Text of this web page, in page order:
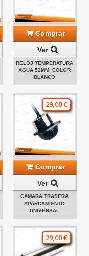
Comprar
Ver
RELOJ TEMPERATURA
AGUA 52MM. COLOR
BLANCO
29,00 €
Comprar
Ver
CAMARA TRASERA
APARCAMIENTO
UNIVERSAL
29,00 €